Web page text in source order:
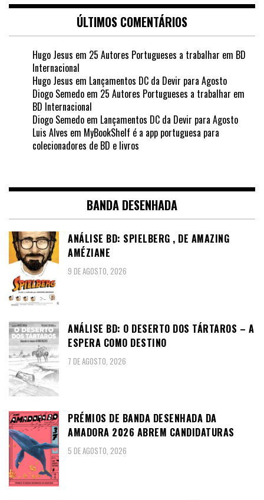
ÚLTIMOS COMENTÁRIOS
Hugo Jesus em 25 Autores Portugueses a trabalhar em BD
Internacional
Hugo Jesus em Lançamentos DC da Devir para Agosto
Diogo Semedo em 25 Autores Portugueses a trabalhar em
BD Internacional
Diogo Semedo em Lançamentos DC da Devir para Agosto
Luis Alves em MyBookShelf é a app portuguesa para
colecionadores de BD e livros
BANDA DESENHADA
ANÁLISE BD: SPIELBERG , DE AMAZING
AMÉZIANE
9 DE AGOSTO, 2026
ANÁLISE BD: O DESERTO DOS TÁRTAROS – A
ESPERA COMO DESTINO
7 DE AGOSTO, 2026
PRÉMIOS DE BANDA DESENHADA DA
AMADORA 2026 ABREM CANDIDATURAS
5 DE AGOSTO, 2026